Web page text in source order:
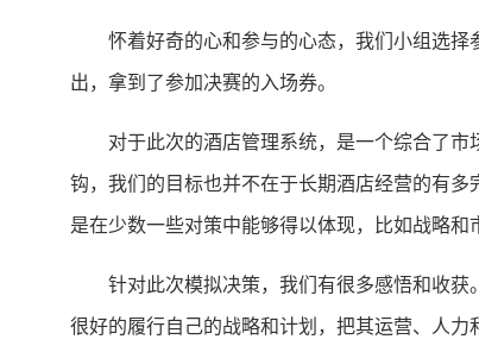
怀着好奇的心和参与的心态，我们小组选
出，拿到了参加决赛的入场券。
对于此次的酒店管理系统，是一个综合了
钩，我们的目标也并不在于长期酒店经营的有
是在少数一些对策中能够得以体现，比如战略和
针对此次模拟决策，我们有很多感悟和收
很好的履行自己的战略和计划，把其运营、人